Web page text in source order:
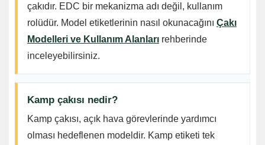
çakıdır. EDC bir mekanizma adı değil, kullanım
rolüdür. Model etiketlerinin nasıl okunacağını Çakı
Modelleri ve Kullanım Alanları rehberinde
inceleyebilirsiniz.
Kamp çakısı nedir?
Kamp çakısı, açık hava görevlerinde yardımcı
olması hedeflenen modeldir. Kamp etiketi tek